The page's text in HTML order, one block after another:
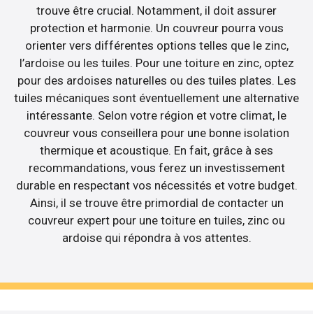
trouve être crucial. Notamment, il doit assurer
protection et harmonie. Un couvreur pourra vous
orienter vers différentes options telles que le zinc,
l’ardoise ou les tuiles. Pour une toiture en zinc, optez
pour des ardoises naturelles ou des tuiles plates. Les
tuiles mécaniques sont éventuellement une alternative
intéressante. Selon votre région et votre climat, le
couvreur vous conseillera pour une bonne isolation
thermique et acoustique. En fait, grâce à ses
recommandations, vous ferez un investissement
durable en respectant vos nécessités et votre budget.
Ainsi, il se trouve être primordial de contacter un
couvreur expert pour une toiture en tuiles, zinc ou
ardoise qui répondra à vos attentes.